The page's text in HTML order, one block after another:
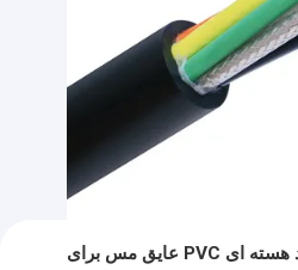
کابل آسانسور مسافرتی چند هسته ای PVC عایق مس برای